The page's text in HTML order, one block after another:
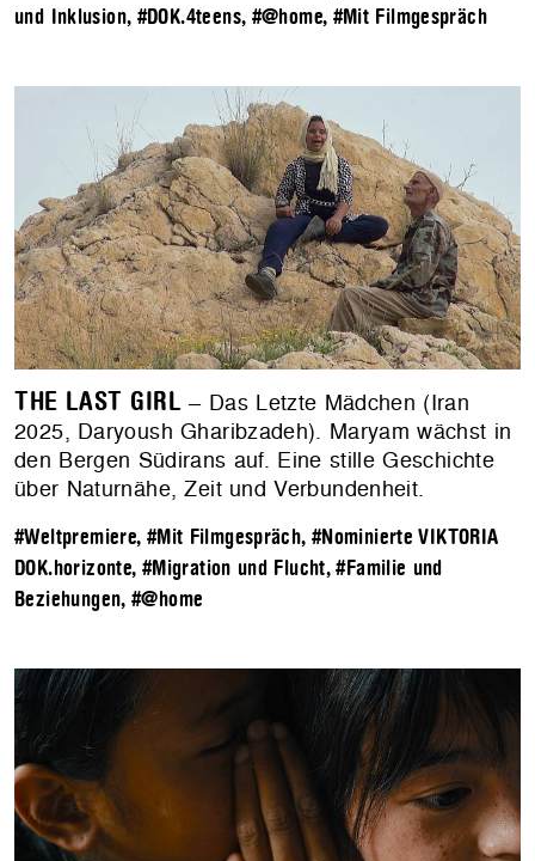
und Inklusion, #DOK.4teens, #@home, #Mit Filmgespräch
THE LAST GIRL – Das Letzte Mädchen (Iran
2025, Daryoush Gharibzadeh). Maryam wächst in
den Bergen Südirans auf. Eine stille Geschichte
über Naturnähe, Zeit und Verbundenheit.
#Weltpremiere, #Mit Filmgespräch, #Nominierte VIKTORIA
DOK.horizonte, #Migration und Flucht,#Familie und
Beziehungen,#@home